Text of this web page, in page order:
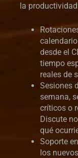
la
desde el
tiempo
reales de
Sesiones
semana,
críticos o
Discute
qué
Soporte
los